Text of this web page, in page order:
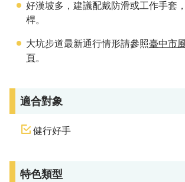
好漢坡多，建議配戴防滑或工作手套
桿。
大坑步道最新通行情形請參照臺中市
頁。
適合對象
健行好手
特色類型